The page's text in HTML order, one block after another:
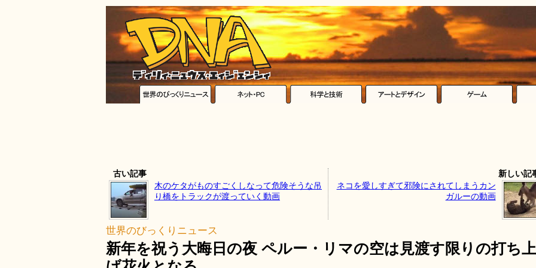
古い記事
木のケタがものすごくしなって危険そうな吊
り橋をトラックが渡っていく動画
新しい記
ネコを愛しすぎて邪険にされてしまうカン
ガルーの動画
世界のびっくりニュース
新年を祝う大晦日の夜 ペルー・リマの空は見渡す限りの打ち上